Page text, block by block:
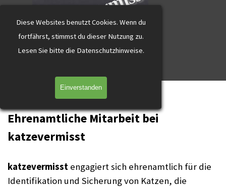
Diese Websites benutzt Cookies. Wenn du
fortfährst, stimmst du dieser Nutzung zu.
Lesen Sie bitte die Datenschutzhinweise.
Einverstanden
Direkt zum Seiteninhalt
Helfer gesucht
Ehrenamtliche Mitarbeit bei
katzevermisst
katzevermisst engagiert sich ehrenamtlich für die
Identifikation und Sicherung von Katzen, die